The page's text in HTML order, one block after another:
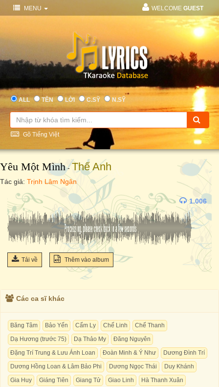
MENU WELCOME GUEST
ALL TÊN LỜI C.SỸ N.SỸ
Gõ Tiếng Việt
Yêu Một Mình-Thế Anh
Tác giả: Trịnh Lâm Ngân
1.006
Tải về Thêm vào album
Các ca sĩ khác
Băng Tâm Bảo Yến Cẩm Ly Chế Linh
Chế Thanh
Dạ Hương (trước 75)
Dạ Thảo My
Đăng Nguyên
Đặng Trí Trung & Lưu Ánh Loan
Đoàn Minh & Ý Như
Dương Đình Trí
Dương Hồng Loan & Lâm Bảo Phi
Dương Ngọc Thái
Duy Khánh
Gia Huy
Giáng Tiên Giang Tử Giao Linh
Hà Thanh Xuân